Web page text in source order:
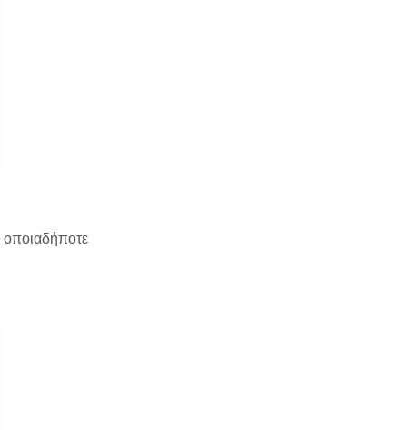
οποιαδήποτε